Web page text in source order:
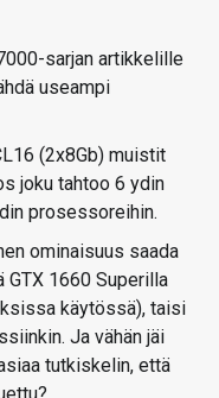
sarjan artikkelille
useampi
(2x8Gb) muistit
joku tahtoo 6 ydin
prosessoreihin.
ominaisuus saada
GTX 1660 Superilla
käytössä), taisi
Ja vähän jäi
tutkiskelin, että